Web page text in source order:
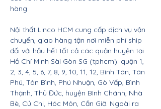
hàng
Nội thất Linco HCM cung cấp dịch vụ vận
chuyển, giao hàng tận nơi miễn phí ship
đối với hầu hết tất cả các quận huyện tại
Hồ Chí Minh Sài Gòn SG (tphcm): quận 1,
2, 3, 4, 5, 6, 7, 8, 9, 10, 11, 12, Bình Tân, Tân
Phú, Tân Bình, Phú Nhuận, Gò Vấp, Bình
Thạnh, Thủ Đức, huyện Bình Chánh, Nhà
Bè, Củ Chi, Hóc Môn, Cần Giờ. Ngoài ra